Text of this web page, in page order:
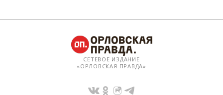
СЕТЕВОЕ ИЗДАНИЕ
«ОРЛОВСКАЯ ПРАВДА»